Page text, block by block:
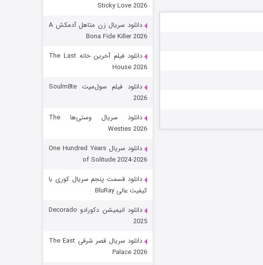
قسمت۲ (زیرنویس)
شکست استوارت در نجات جهان
قسمت۷ (زیرنویس)
Sticky Love 2026
دانلود سریال زن متاهل آدمکش A
Bona Fide Killer 2026
دانلود فیلم آخرین خانه The Last
House 2026
دانلود فیلم سول‌میت Soulm8te
2026
دانلود سریال وستی‌ها The
Westies 2026
دانلود سریال One Hundred Years
of Solitude 2024-2026
دانلود قسمت پنجم سریال کوری با
کیفیت عالی BluRay
دانلود انیمیشن دکورادو Decorado
2025
دانلود سریال قصر شرقی The East
Palace 2026